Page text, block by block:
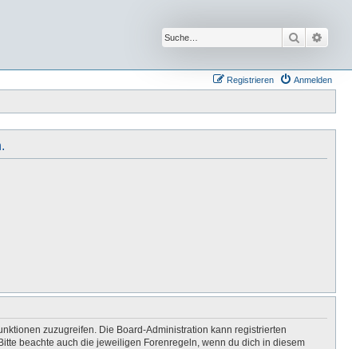
Suche
Anmelden
Registrieren
zuzugreifen. Die Board-Administration kann registrierten
beachte auch die jeweiligen Forenregeln, wenn du dich in diesem